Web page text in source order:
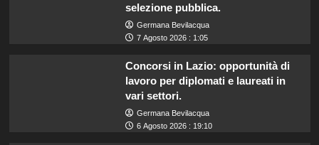
selezione pubblica.
Germana Bevilacqua
7 Agosto 2026 : 1:05
Concorsi in Lazio: opportunità di
lavoro per diplomati e laureati in
vari settori.
Germana Bevilacqua
6 Agosto 2026 : 19:10